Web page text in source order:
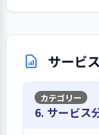
等の業
ってい
園が目
員間で
た、全
目指す
目指す
ジした
念・ビ
され
に記録
し、適
子ども
ックリ
な学び
者・感
体制を
防、嘔
全の注
集・採
主体と
人サイ
な人材
しては
営の理
1. 事業所の理
題について、
サービ
6. サービス